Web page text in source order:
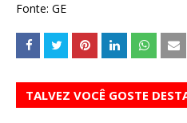
Fonte: GE
TALVEZ VOCÊ GOSTE